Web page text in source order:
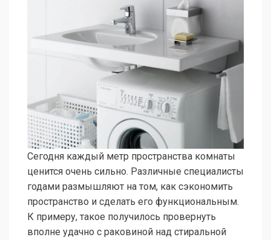
Сегодня каждый метр пространства комнаты
ценится очень сильно. Различные специалисты
годами размышляют на том, как сэкономить
пространство и сделать его функциональным.
К примеру, такое получилось провернуть
вполне удачно с раковиной над стиральной